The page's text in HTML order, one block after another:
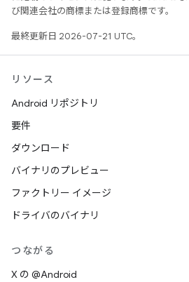
び関連会社の商標または登録商標です。
最終更新日 2026-07-21 UTC。
リソース
Android リポジトリ
要件
ダウンロード
バイナリのプレビュー
ファクトリー イメージ
ドライバのバイナリ
つながる
X の @Android